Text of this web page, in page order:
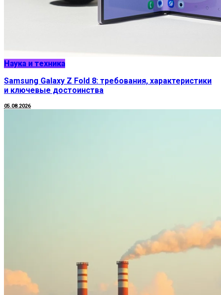
Наука и техника
Samsung Galaxy Z Fold 8: требования, характеристики
и ключевые достоинства
05.08.2026